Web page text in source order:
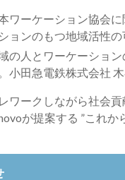
ワーケーション協会
ョンのもつ地域活性の
の人とワーケーション
小田急電鉄株式会社
ワークしながら社会貢
が提案する ”これか